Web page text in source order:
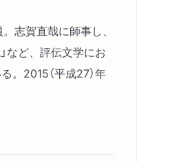
志賀直哉に師事し、
など、評伝文学にお
。2015（平成27）年